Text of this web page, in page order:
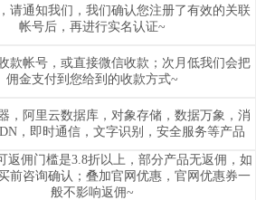
请通知我们，我们确认您注册了有效的关联
帐号后，再进行实名认证~
款帐号，或直接微信收款；次月低我们会把
佣金支付到您给到的收款方式~
，阿里云数据库，对象存储，数据万象，消
，即时通信，文字识别，安全服务等产品
返佣门槛是3.8折以上，部分产品无返佣，如
前咨询确认；叠加官网优惠，官网优惠券一
般不影响返佣~